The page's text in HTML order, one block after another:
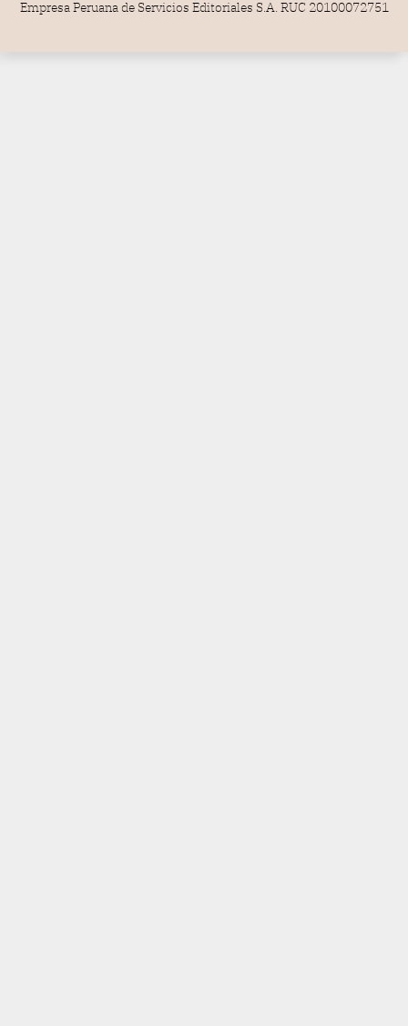
Empresa Peruana de Servicios Editoriales S.A. RUC 20100072751